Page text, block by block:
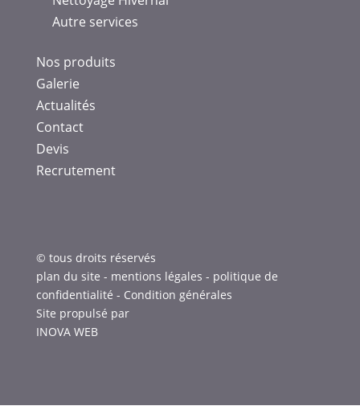
Autre services
Nos produits
Galerie
Actualités
Contact
Devis
Recrutement
© tous droits réservés
plan du site - mentions légales - politique de
confidentialité - Condition générales
Site propulsé par
INOVA WEB